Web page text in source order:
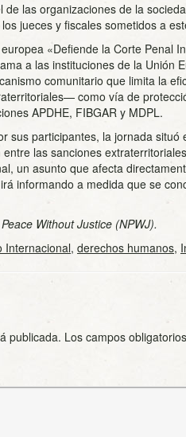
las organizaciones de la
jueces y fiscales sometidos a
«Defiende la Corte Penal
a las instituciones de la Unión
comunitario que limita la
como vía de
APDHE, FIBGAR y MDPL.
sus participantes, la jornada situó
las sanciones
un asunto que afecta
informando a medida que se
Without Justice (NPWJ).
Internacional, derechos humanos,
publicada. Los campos